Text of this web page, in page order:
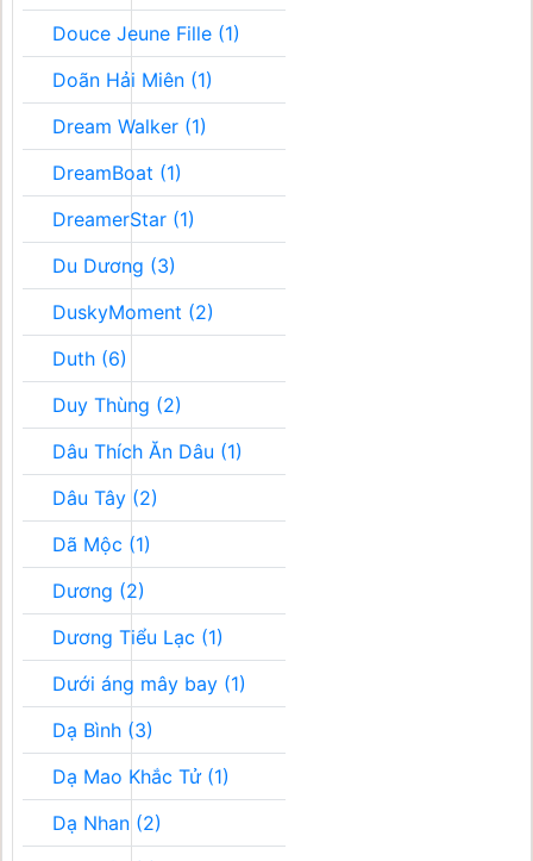
Douce Jeune Fille (1)
Doãn Hải Miên (1)
Dream Walker (1)
DreamBoat (1)
DreamerStar (1)
Du Dương (3)
DuskyMoment (2)
Duth (6)
Duy Thùng (2)
Dâu Thích Ăn Dâu (1)
Dâu Tây (2)
Dã Mộc (1)
Dương (2)
Dương Tiểu Lạc (1)
Dưới áng mây bay (1)
Dạ Bình (3)
Dạ Mao Khắc Tử (1)
Dạ Nhan (2)